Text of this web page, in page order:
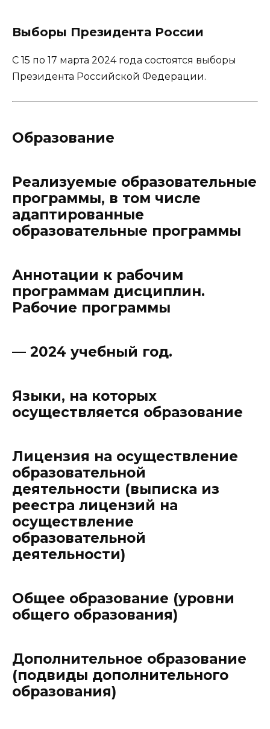
Выборы Президента России
С 15 по 17 марта 2024 года состоятся выборы
Президента Российской Федерации.
Образование
Реализуемые образовательные
программы, в том числе
адаптированные
образовательные программы
Аннотации к рабочим
программам дисциплин.
Рабочие программы
— 2024 учебный год.
Языки, на которых
осуществляется образование
Лицензия на осуществление
образовательной
деятельности (выписка из
реестра лицензий на
осуществление
образовательной
деятельности)
Общее образование (уровни
общего образования)
Дополнительное образование
(подвиды дополнительного
образования)